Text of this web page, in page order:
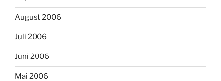
August 2006
Juli 2006
Juni 2006
Mai 2006